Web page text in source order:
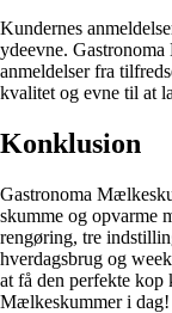
Kundernes
ydeevne.
anmeldelser fra
kvalitet og evne til at
Konklusion
Gastronoma
skumme og opvarme
rengøring, tre
hverdagsbrug og
at få den perfekte kop
Mælkeskummer i dag!